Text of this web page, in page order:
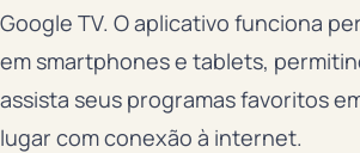
Google TV. O aplicativo funciona
em smartphones e tablets,
assista seus programas favoritos
lugar com conexão à internet.